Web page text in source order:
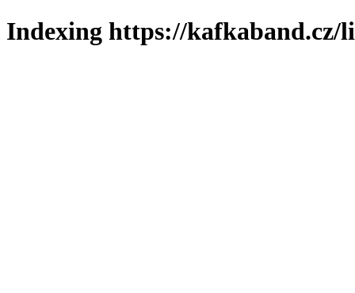
Indexing https://kafkaband.cz/